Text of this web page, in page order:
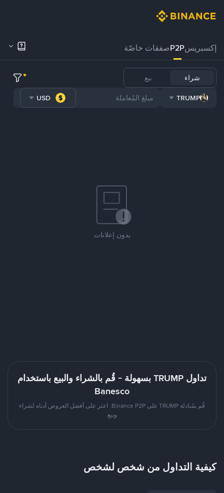
إكسبريسP2Pصفقات خاصّة
شراء بيع
TRUMP
USD
بدون إعلانات
تداول TRUMP بسهولة - قُم بالشراء والبيع باستخدام
Banesco
قُم بمُبادلة TRUMP على Binance P2P. اعثر على أفضل العروض أدناه لشراء
وبيع
كيفية التداول من شخص لشخص